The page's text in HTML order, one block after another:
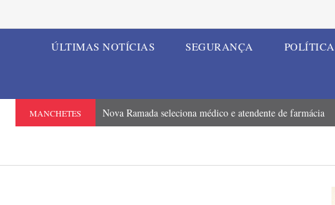
ÚLTIMAS NOTÍCIAS SEGURANÇA POLÍTICA
MANCHETES Nova Ramada seleciona médico e atendente de farmácia